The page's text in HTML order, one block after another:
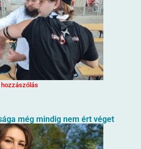
hozzászólás
még mindig nem ért véget